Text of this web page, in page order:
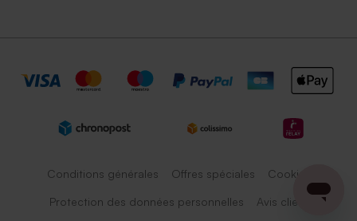
Conditions générales Offres spéciales Cookies
Protection des données personnelles Avis client